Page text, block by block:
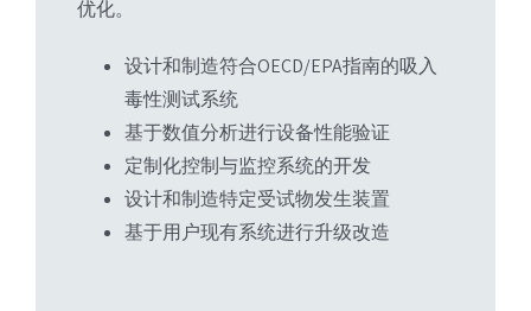
优化。
设计和制造符合OECD/EPA指南的吸入
毒性测试系统
基于数值分析进行设备性能验证
定制化控制与监控系统的开发
设计和制造特定受试物发生装置
基于用户现有系统进行升级改造